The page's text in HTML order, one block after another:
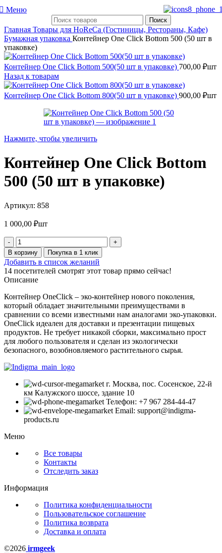
Меню
Поиск
Главная Товары для HoReCa (Гостиницы, Рестораны, Кафе)
Бумажная упаковка Контейнер One Click Bottom 500 (50 шт в
упаковке)
Контейнер One Click Bottom 500(50 шт в упаковке) 700,00 ₽шт
Назад к товарам
Контейнер One Click Bottom 800(50 шт в упаковке) 900,00 ₽шт
Нажмите, чтобы увеличить
Контейнер One Click Bottom
500 (50 шт в упаковке)
Артикул: 858
1 000,00 ₽шт
Количество
товара
Контейнер
One
Click
Bottom
500
(50
шт
в
упаковке)
В корзину Покупка в 1 клик
Добавить в список желаний
14 посетителей смотрят этот товар прямо сейчас!
Описание
Контейнер OneClick – эко-контейнер нового поколения,
который обладает значительными преимуществами в
сравнении со всеми известными нам аналогами эко-упаковки.
OneClick идеален для доставки и презентации пищевых
продуктов. Не требует никакой сборки, максимально прост
для любого пользователя и сделан из экологически
безопасного, возобновляемого растительного сырья.
г. Москва, пос. Сосенское, 22-й
км Калужского шоссе, здание 10
Телефон: +7 967 284-44-47
Email: support@indigma-
products.ru
Меню
Все товары
Контакты
Отследить заказ
Информация
Политика конфиденциальности
Пользовательское соглашение
Политика возврата
Доставка и оплата
©2026 irmgeek